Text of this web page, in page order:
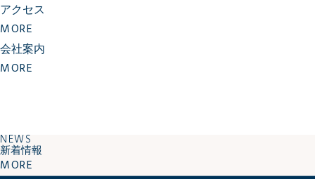
アクセス
MORE
会社案内
MORE
NEWS
新着情報
MORE